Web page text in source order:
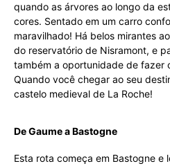
quando as árvores ao longo da
cores. Sentado em um carro
maravilhado! Há belos mirantes
do reservatório de Nisramont, e
também a oportunidade de fazer
Quando você chegar ao seu
castelo medieval de La Roche!
De Gaume a Bastogne
Esta rota começa em Bastogne e